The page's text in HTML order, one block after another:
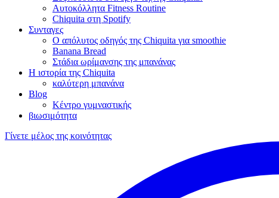
Αυτοκόλλητα Fitness Routine
Chiquita στη Spotify
Συνταγες
Ο απόλυτος οδηγός της Chiquita για smoothie
Banana Bread
Στάδια ωρίμανσης της μπανάνας
Η ιστορία της Chiquita
καλύτερη μπανάνα
Blog
Κέντρο γυμναστικής
βιωσιμότητα
Γίνετε μέλος της κοινότητας